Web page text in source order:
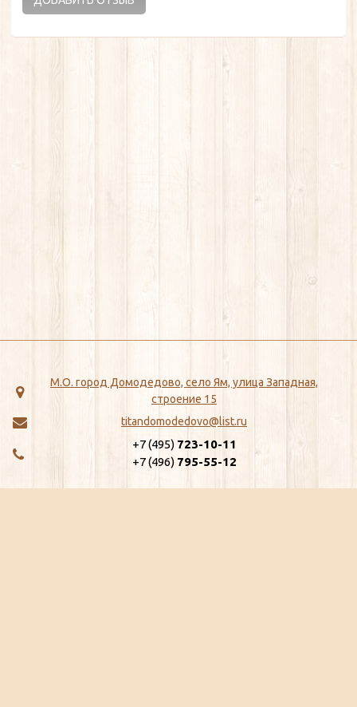
М.О. город Домодедово, село Ям, улица Западная,
строение 15
titandomodedovo@list.ru
+7 (495) 723-10-11
+7 (496) 795-55-12